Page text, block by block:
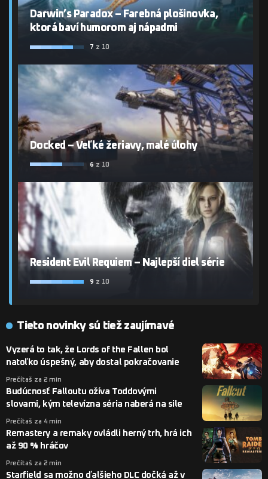
Darwin’s Paradox – Farebná plošinovka,
ktorá baví humorom aj nápadmi
7 z 10
Docked – Veľké žeriavy, malé úlohy
6 z 10
Resident Evil Requiem – Najlepší diel série
9 z 10
Tieto novinky sú tiež zaujímavé
Vyzerá to tak, že Lords of the Fallen bol
natoľko úspešný, aby dostal pokračovanie
Prečítaš za 2 min
Budúcnosť Falloutu ožíva Toddovými
slovami, kým televízna séria naberá na sile
Prečítaš za 4 min
Remastery a remaky ovládli herný trh, hrá ich
až 90 % hráčov
Prečítaš za 2 min
Starfield sa možno ďalšieho DLC dočká až v